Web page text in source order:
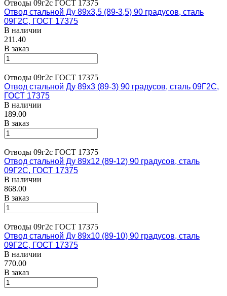
Отводы 09г2с ГОСТ 17375
Отвод стальной Ду 89х3,5 (89-3,5) 90 градусов, сталь
09Г2С, ГОСТ 17375
В наличии
211.40
В заказ
Отводы 09г2с ГОСТ 17375
Отвод стальной Ду 89х3 (89-3) 90 градусов, сталь 09Г2С,
ГОСТ 17375
В наличии
189.00
В заказ
Отводы 09г2с ГОСТ 17375
Отвод стальной Ду 89х12 (89-12) 90 градусов, сталь
09Г2С, ГОСТ 17375
В наличии
868.00
В заказ
Отводы 09г2с ГОСТ 17375
Отвод стальной Ду 89х10 (89-10) 90 градусов, сталь
09Г2С, ГОСТ 17375
В наличии
770.00
В заказ